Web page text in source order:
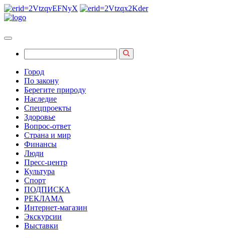
Город
По закону
Берегите природу
Наследие
Спецпроекты
Здоровье
Вопрос-ответ
Страна и мир
Финансы
Люди
Пресс-центр
Культура
Спорт
ПОДПИСКА
РЕКЛАМА
Интернет-магазин
Экскурсии
Выставки